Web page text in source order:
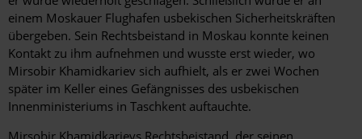
einem Moskauer Flughafen usbekischen Sicherheitskräften
übergeben. Sein Rechtsbeistand in Moskau konnte keinen
Kontakt zu ihm aufnehmen und wusste erst wieder, wo
Mirsobir Khamidkariev sich aufhielt, als er zwei Wochen
später im Keller eines Gefängnisses des usbekischen
Innenministeriums in Taschkent auftauchte.